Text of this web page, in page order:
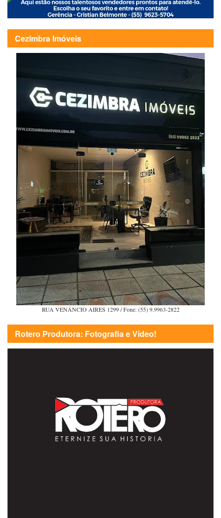
Cezimbra Imóveis
RUA VENÂNCIO AIRES 1299 / Fone: (55) 9.9963-2822
Rotero Produtora: Fotografia e Vídeo!